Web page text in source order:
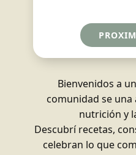
Bienvenidos a
comunidad se una
nutrición y
Descubrí recetas,
celebran lo que